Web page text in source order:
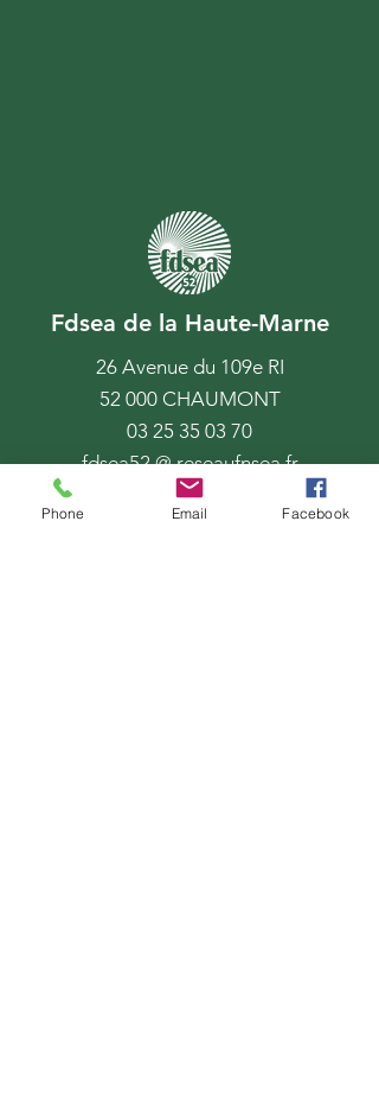
Fdsea de la Haute-Marne
26 Avenue du 109e RI
52 000 CHAUMONT
03 25 35 03 70
fdsea52 @ reseaufnsea.fr
Phone Email Facebook